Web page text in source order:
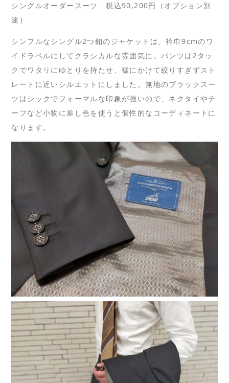
シングルオーダースーツ 税込90,200円（オプション別
途）
シンプルなシングル2つ釦のジャケットは、衿巾9cmのワ
イドラペルにしてクラシカルな雰囲気に。パンツは2タッ
クでワタリにゆとりを持たせ、裾にかけて絞りすぎずスト
レートに近いシルエットにしました。無地のブラックスー
ツはシックでフォーマルな印象が強いので、ネクタイやチ
ーフなど小物に差し色を使うと個性的なコーディネートに
なります。